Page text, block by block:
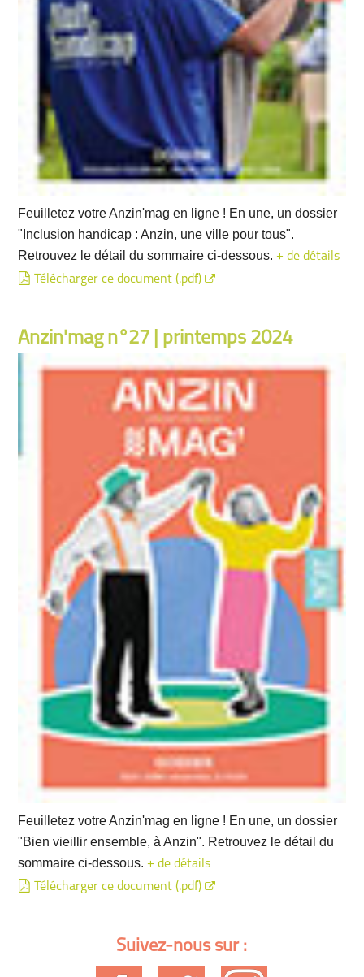
Feuilletez votre Anzin'mag en ligne ! En une, un dossier
"Inclusion handicap : Anzin, une ville pour tous".
Retrouvez le détail du sommaire ci-dessous.+ de détails
Télécharger ce document (.pdf)
Anzin'mag n°27 | printemps 2024
Feuilletez votre Anzin'mag en ligne ! En une, un dossier
"Bien vieillir ensemble, à Anzin". Retrouvez le détail du
sommaire ci-dessous.+ de détails
Télécharger ce document (.pdf)
Suivez-nous sur :